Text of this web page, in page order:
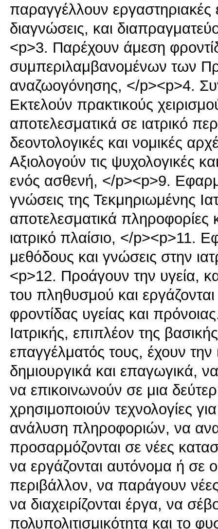
παραγγέλλουν εργαστηριακές
διαγνώσεις, και
<p>3. Παρέχουν άμεση
συμπεριλαμβανομένων των
αναζωογόνησης, </p><p>4.
Εκτελούν πρακτικούς
αποτελεσματικά σε ιατρικό
δεοντολογικές και νομικές
Αξιολογούν τις ψυχολογικές
ενός ασθενή, </p><p>9.
γνώσεις της Τεκμηριωμένης
αποτελεσματικά πληροφορίες
ιατρικό πλαίσιο, </p><p>11.
μεθόδους και γνώσεις στην
<p>12. Προάγουν την υγεία,
του πληθυσμού και
φροντίδας υγείας και
Ιατρικής, επιπλέον της
επαγγέλματός τους, έχουν την
δημιουργικά και επαγωγικά,
να επικοινωνούν σε μια
χρησιμοποιούν τεχνολογίες
ανάλυση πληροφοριών, να
προσαρμόζονται σε νέες
να εργάζονται αυτόνομα ή σε
περιβάλλον, να παράγουν νέες
να διαχειρίζονται έργα, να
πολυπολιτισμικότητα και το